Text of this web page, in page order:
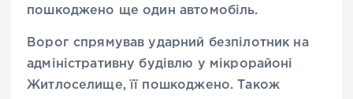
пошкоджено ще один автомобіль.
Ворог спрямував ударний безпілотник на
адміністративну будівлю у мікрорайоні
Житлоселище, її пошкоджено. Також